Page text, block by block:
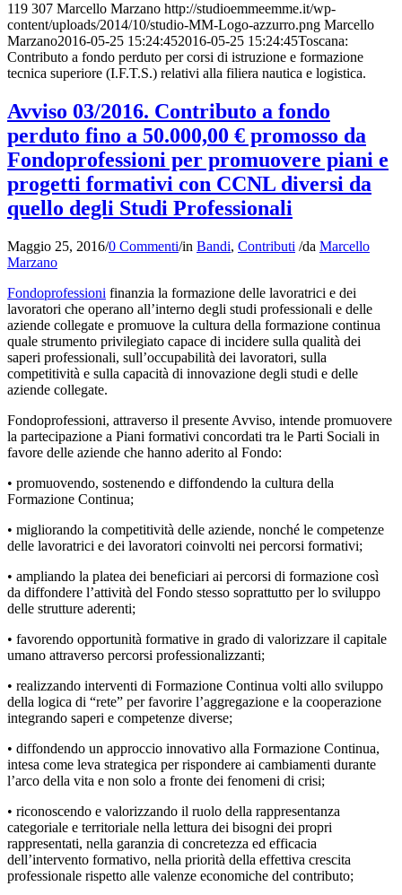
119 307 Marcello Marzano http://studioemmeemme.it/wp-
content/uploads/2014/10/studio-MM-Logo-azzurro.png Marcello
Marzano2016-05-25 15:24:452016-05-25 15:24:45Toscana:
Contributo a fondo perduto per corsi di istruzione e formazione
tecnica superiore (I.F.T.S.) relativi alla filiera nautica e logistica.
Avviso 03/2016. Contributo a fondo
perduto fino a 50.000,00 € promosso da
Fondoprofessioni per promuovere piani e
progetti formativi con CCNL diversi da
quello degli Studi Professionali
Maggio 25, 2016/0 Commenti/in Bandi, Contributi /da Marcello
Marzano
Fondoprofessioni finanzia la formazione delle lavoratrici e dei
lavoratori che operano all’interno degli studi professionali e delle
aziende collegate e promuove la cultura della formazione continua
quale strumento privilegiato capace di incidere sulla qualità dei
saperi professionali, sull’occupabilità dei lavoratori, sulla
competitività e sulla capacità di innovazione degli studi e delle
aziende collegate.
Fondoprofessioni, attraverso il presente Avviso, intende promuovere
la partecipazione a Piani formativi concordati tra le Parti Sociali in
favore delle aziende che hanno aderito al Fondo:
• promuovendo, sostenendo e diffondendo la cultura della
Formazione Continua;
• migliorando la competitività delle aziende, nonché le competenze
delle lavoratrici e dei lavoratori coinvolti nei percorsi formativi;
• ampliando la platea dei beneficiari ai percorsi di formazione così
da diffondere l’attività del Fondo stesso soprattutto per lo sviluppo
delle strutture aderenti;
• favorendo opportunità formative in grado di valorizzare il capitale
umano attraverso percorsi professionalizzanti;
• realizzando interventi di Formazione Continua volti allo sviluppo
della logica di “rete” per favorire l’aggregazione e la cooperazione
integrando saperi e competenze diverse;
• diffondendo un approccio innovativo alla Formazione Continua,
intesa come leva strategica per rispondere ai cambiamenti durante
l’arco della vita e non solo a fronte dei fenomeni di crisi;
• riconoscendo e valorizzando il ruolo della rappresentanza
categoriale e territoriale nella lettura dei bisogni dei propri
rappresentati, nella garanzia di concretezza ed efficacia
dell’intervento formativo, nella priorità della effettiva crescita
professionale rispetto alle valenze economiche del contributo;